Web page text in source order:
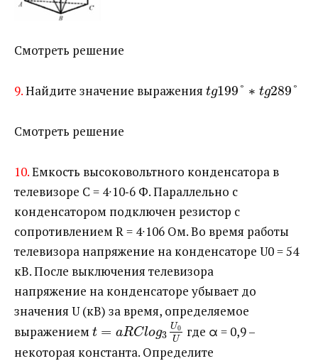
Смотреть решение
9.Найдите значение выражения ​ tg199° ∗ tg289°
Смотреть решение
10.Емкость высоковольтного конденсатора в
телевизоре С = 4∙10‐6 Ф. Параллельно с
конденсатором подключен резистор с
сопротивлением R = 4∙106 Ом. Во время работы
телевизора напряжение на конденсаторе U0 = 54
кВ. После выключения телевизора
напряжение на конденсаторе убывает до
значения U (кВ) за время, определяемое
выражением ​ t = aRClog3
U0
U
​ где α = 0,9 –
некоторая константа. Определите